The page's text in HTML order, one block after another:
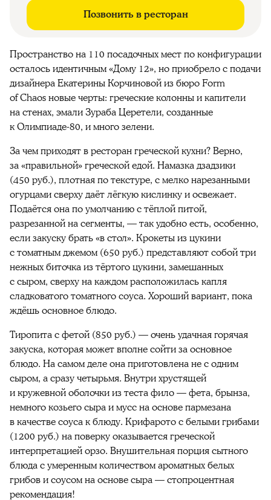
Позвонить в ресторан
Пространство на 110 посадочных мест по конфигурации
осталось идентичным «Дому 12», но приобрело с подачи
дизайнера Екатерины Корчиновой из бюро Form
of Chaos новые черты: греческие колонны и капители
на стенах, эмали Зураба Церетели, созданные
к Олимпиаде-80, и много зелени.
За чем приходят в ресторан греческой кухни? Верно,
за «правильной» греческой едой. Намазка дзадзики
(450 руб.), плотная по текстуре, с мелко нарезанными
огурцами сверху даёт лёгкую кислинку и освежает.
Подаётся она по умолчанию с тёплой питой,
разрезанной на сегменты, — так удобно есть, особенно,
если закуску брать «в стол». Крокеты из цукини
с томатным джемом (650 руб.) представляют собой три
нежных биточка из тёртого цукини, замешанных
с сыром, сверху на каждом расположилась капля
сладковатого томатного соуса. Хороший вариант, пока
ждёшь основное блюдо.
Тиропита с фетой (850 руб.) — очень удачная горячая
закуска, которая может вполне сойти за основное
блюдо. На самом деле она приготовлена не с одним
сыром, а сразу четырьмя. Внутри хрустящей
и кружевной оболочки из теста фило — фета, брынза,
немного козьего сыра и мусс на основе пармезана
в качестве соуса к блюду. Крифарото с белыми грибами
(1200 руб.) на поверку оказывается греческой
интерпретацией орзо. Внушительная порция сытного
блюда с умеренным количеством ароматных белых
грибов и соусом на основе сыра — стопроцентная
рекомендация!